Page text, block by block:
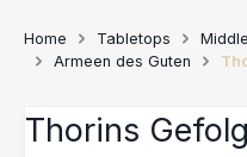
Home Tabletops
Armeen des Guten
Thorins